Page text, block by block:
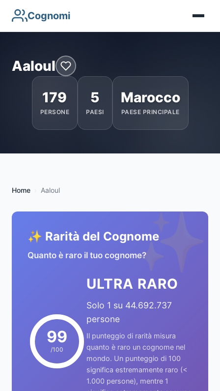
Cognomi
Aaloul
179
PERSONE
5
PAESI
Marocco
PAESE PRINCIPALE
Home Aaloul
✨
✨ Rarità del Cognome
Quanto è raro il tuo cognome?
99
/100
ULTRA RARO
Solo 1 su 44.692.737
persone
Il punteggio di rarità misura
quanto è raro un cognome nel
mondo. Un punteggio di 100
significa estremamente raro (<
1.000 persone), mentre 1